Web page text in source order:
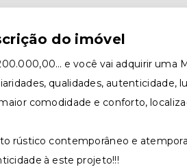
do imóvel
e você vai adquirir uma
qualidades, autenticidade,
comodidade e conforto,
rústico contemporâneo e
à este projeto!!!